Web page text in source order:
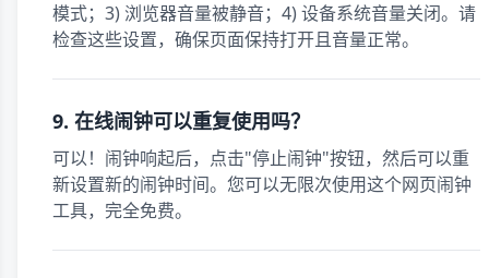
模式；3) 浏览器音量被静音；4) 设备系统音量关闭。请
检查这些设置，确保页面保持打开且音量正常。
9. 在线闹钟可以重复使用吗？
可以！闹钟响起后，点击"停止闹钟"按钮，然后可以重
新设置新的闹钟时间。您可以无限次使用这个网页闹钟
工具，完全免费。